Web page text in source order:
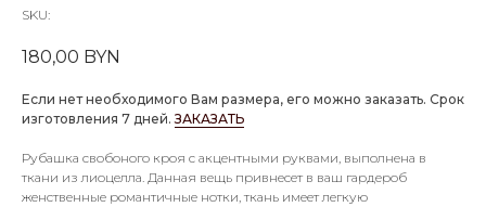
SKU:
180,00 BYN
Если нет необходимого Вам размера, его можно заказать. Срок
изготовления 7 дней.ЗАКАЗАТЬ
Рубашка свобоного кроя с акцентными руквами, выполнена в
ткани из лиоцелла. Данная вещь привнесет в ваш гардероб
женственные романтичные нотки, ткань имеет легкую